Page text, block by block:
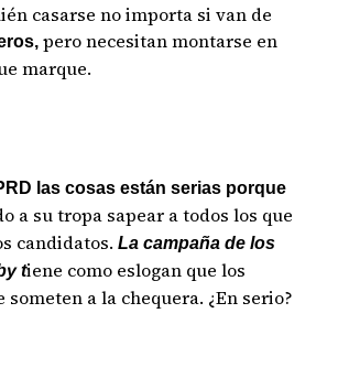
casarse no importa si van de
pero necesitan montarse en
marque.
las cosas están serias porque
a su tropa sapear a todos los que
candidatos. La campaña de los
tiene como eslogan que los
a la chequera. ¿En serio?